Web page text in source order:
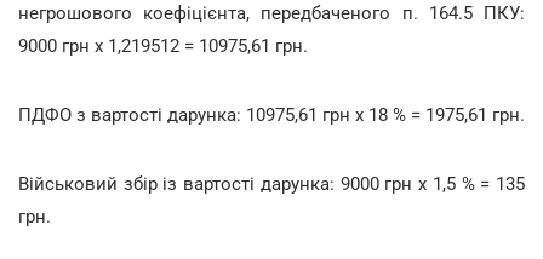
негрошового коефіцієнта, передбаченого п. 164.5 ПКУ:
9000 грн х 1,219512 = 10975,61 грн.
ПДФО з вартості дарунка: 10975,61 грн х 18 % = 1975,61 грн.
Військовий збір із вартості дарунка: 9000 грн х 1,5 % = 135
грн.